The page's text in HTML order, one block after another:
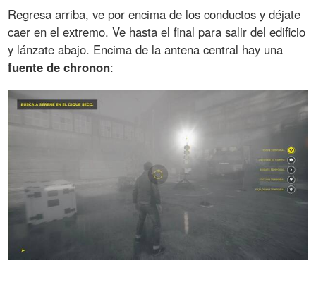
Regresa arriba, ve por encima de los conductos y déjate
caer en el extremo. Ve hasta el final para salir del edificio
y lánzate abajo. Encima de la antena central hay una
fuente de chronon: